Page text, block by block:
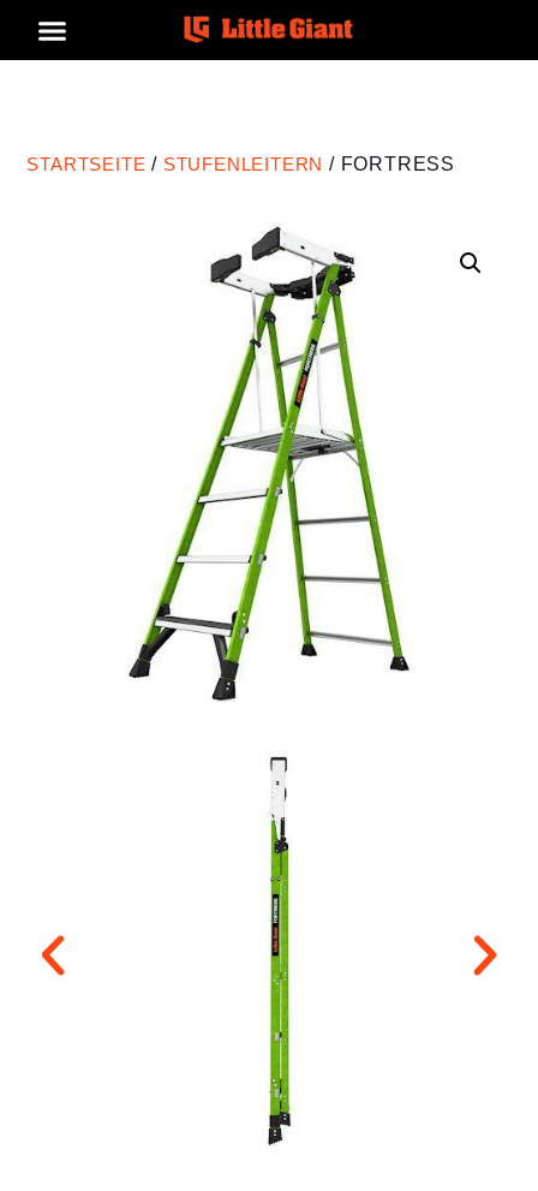
STARTSEITE / STUFENLEITERN / FORTRESS